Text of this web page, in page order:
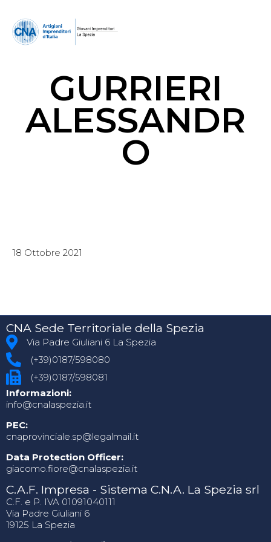
GURRIERI
ALESSANDR
O
18 Ottobre 2021
CNA Sede Territoriale della Spezia
Via Padre Giuliani 6 La Spezia
(+39)0187/598080
(+39)0187/598081
Informazioni:
info@cnalaspezia.it
PEC:
cnaprovinciale.sp@legalmail.it
Data Protection Officer:
giacomo.fiore@cnalaspezia.it
C.A.F. Impresa - Sistema C.N.A. La Spezia srl
C.F. e P. IVA 01091040111
Via Padre Giuliani 6
19125 La Spezia